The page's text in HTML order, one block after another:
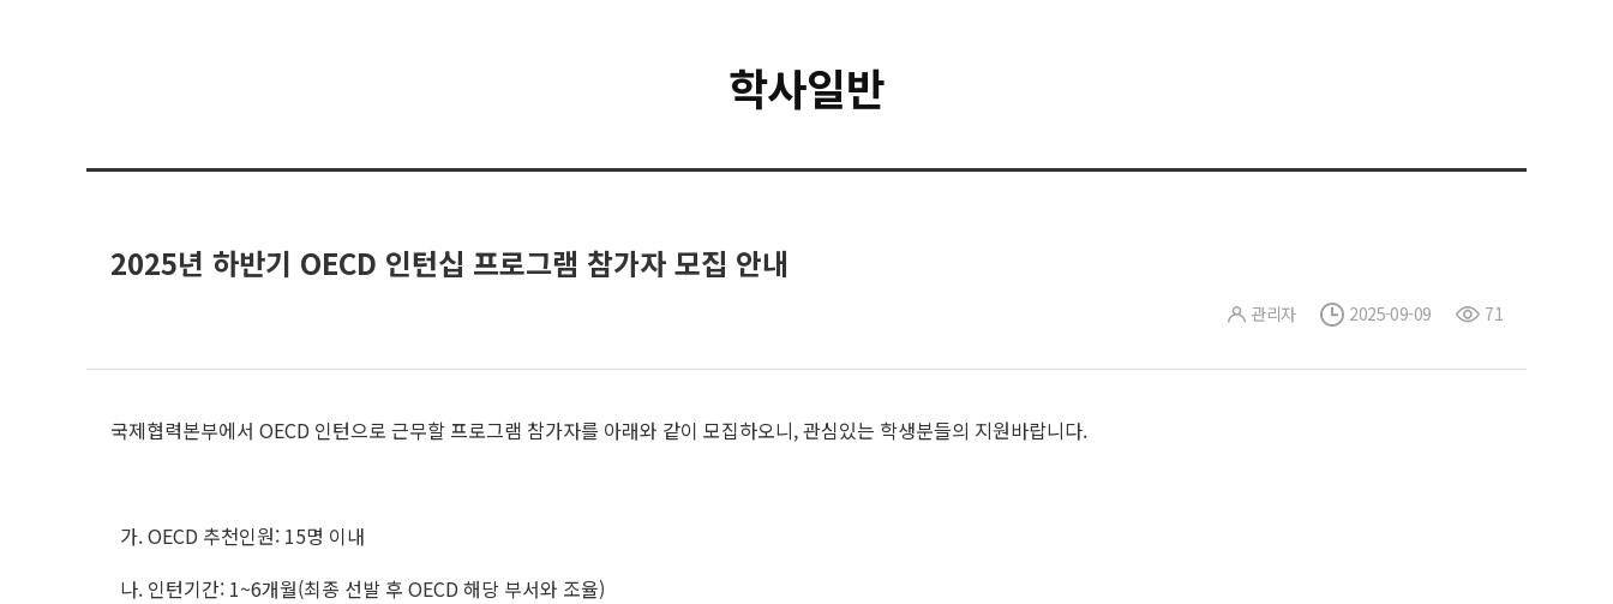
학사일반
2025년 하반기 OECD 인턴십 프로그램 참가자 모집 안내
관리자 2025-09-09 71
국제협력본부에서 OECD 인턴으로 근무할 프로그램 참가자를 아래와 같이 모집하오니, 관심있는 학생분들의 지원바랍니다.
가. OECD 추천인원: 15명 이내
나. 인턴기간: 1~6개월(최종 선발 후 OECD 해당 부서와 조율)